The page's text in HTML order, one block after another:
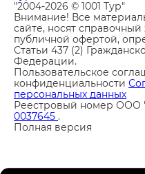
"2004-2026 © 1001 Тур"
Внимание! Все
сайте, носят
публичной офертой,
Статьи 437 (2)
Федерации.
Пользовательское
конфиденциальности
персональных данных
Реестровый номер ООО
0037645 .
Полная версия